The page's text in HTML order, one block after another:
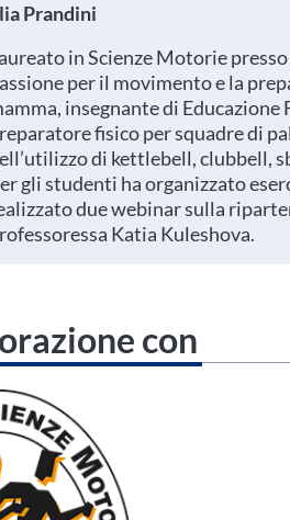
Prandini
in Scienze Motorie
per il movimento e la
insegnante di
fisico per squadre di
di kettlebell, clubbell,
gli studenti ha organizzato
due webinar sulla
Katia Kuleshova.
con